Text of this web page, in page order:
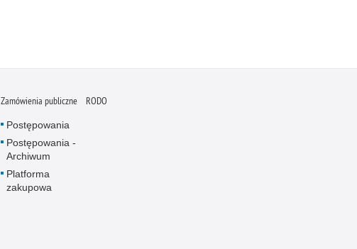
Zamówienia publiczne
Postępowania
Postępowania -
Archiwum
Platforma
zakupowa
RODO